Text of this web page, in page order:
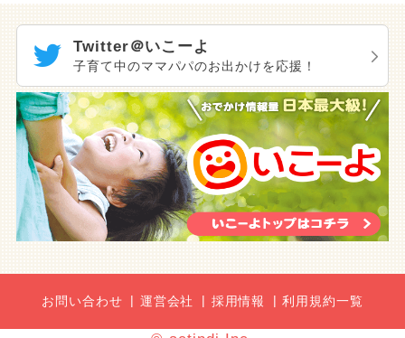
Twitter＠いこーよ
子育て中のママパパのお出かけを応援！
お問い合わせ 運営会社 採用情報 利用規約一覧